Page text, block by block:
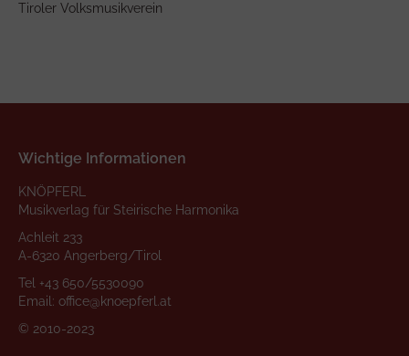
Tiroler Volksmusikverein
Wichtige Informationen
KNÖPFERL
Musikverlag für Steirische Harmonika
Achleit 233
A-6320 Angerberg/Tirol
Tel +43 650/5530090
Email: office@knoepferl.at
© 2010-2023